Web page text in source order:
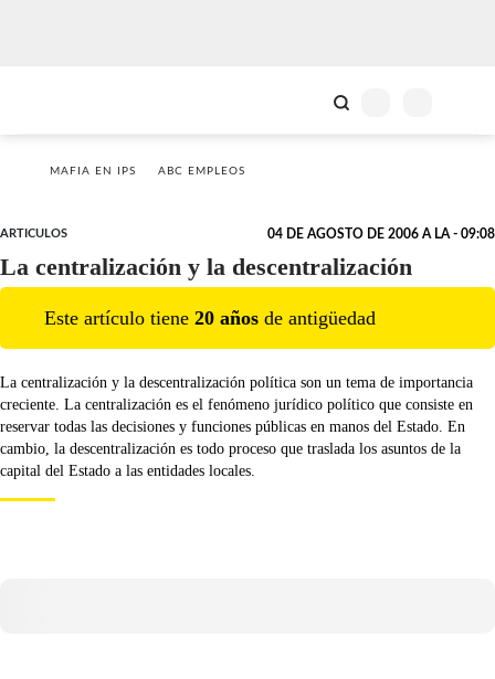
MAFIA EN IPS ABC EMPLEOS
ARTICULOS 04 DE AGOSTO DE 2006 A LA - 09:08
La centralización y la descentralización
Este artículo tiene 20 años de antigüedad
La centralización y la descentralización política son un tema de importancia
creciente. La centralización es el fenómeno jurídico político que consiste en
reservar todas las decisiones y funciones públicas en manos del Estado. En
cambio, la descentralización es todo proceso que traslada los asuntos de la
capital del Estado a las entidades locales.